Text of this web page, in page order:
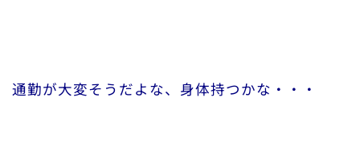
通勤が大変そうだよな、身体持つかな・・・